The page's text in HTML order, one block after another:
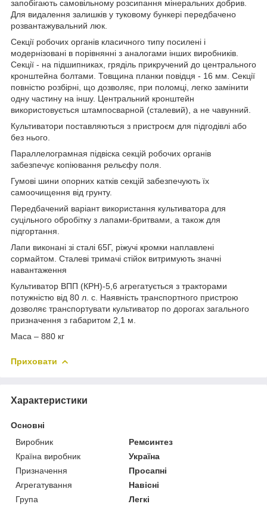
запобігають самовільному розсипання мінеральних добрив.
Для видалення залишків у туковому бункері передбачено
розвантажувальний люк.
Секції робочих органів класичного типу посилені і
модернізовані в порівнянні з аналогами інших виробників.
Секції - на підшипниках, гряділь прикручений до центрального
кронштейна болтами. Товщина планки повідця - 16 мм. Секції
повністю розбірні, що дозволяє, при поломці, легко замінити
одну частину на іншу. Центральний кронштейн
використовується штампосварной (сталевий), а не чавунний.
Культиватори поставляються з пристроєм для підгодівлі або
без нього.
Параллелограмная підвіска секцій робочих органів
забезпечує копіювання рельєфу поля.
Гумові шини опорних катків секцій забезпечують їх
самоочищення від грунту.
Передбачений варіант використання культиватора для
суцільного обробітку з лапами-бритвами, а також для
підгортання.
Лапи виконані зі сталі 65Г, ріжучі кромки наплавлені
сормайтом. Сталеві тримачі стійок витримують значні
навантаження
Культиватор ВПП (КРН)-5,6 агрегатується з тракторами
потужністю від 80 л. с. Наявність транспортного пристрою
дозволяє транспортувати культиватор по дорогах загального
призначення з габаритом 2,1 м.
Маса – 880 кг
Приховати
Характеристики
Основні
Виробник
Ремсинтез
Країна виробник
Україна
Призначення
Просапні
Агрегатування
Навісні
Група
Легкі